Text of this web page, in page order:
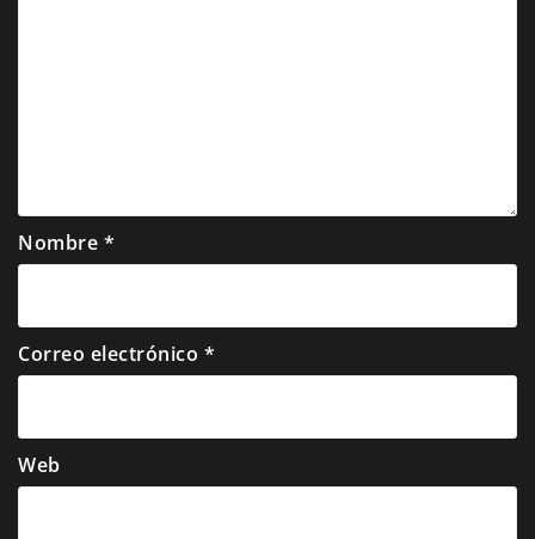
Nombre *
Correo electrónico *
Web